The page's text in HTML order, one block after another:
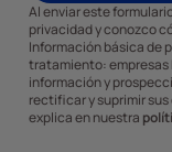
Al enviar este
privacidad y conozco
Información básica de
tratamiento: empresas
información y
rectificar y suprimir
explica en nuestra